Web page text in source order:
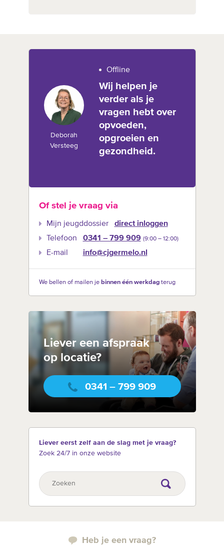
Deborah
Versteeg
Offline
Wij helpen je
verder als je
vragen hebt over
opvoeden,
opgroeien en
gezondheid.
Of stel je vraag via
Mijn jeugddossier
direct inloggen
Telefoon
0341 – 799 909 (9:00 –‍ 12:00)
E-mail info@cjgermelo.nl
We bellen of mailen je binnen één werkdagterug
Liever een afspraak
op locatie?
0341 – 799 909
Liever eerst zelf aan de slag met je vraag?
Zoek 24/7 in onze website
Heb je een vraag?